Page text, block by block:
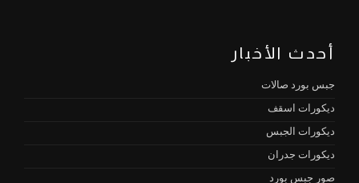
أحدث الأخبار
جبس بورد صالات
ديكورات اسقف
ديكورات الجبس
ديكورات جدران
صور جبس بورد